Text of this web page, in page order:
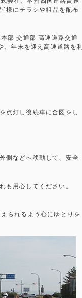
様にチラシや粗品を配布
部 交通部 高速道路交通
年末を迎え高速道路を利
点灯し後続車に合図をし
側などへ移動して、安全
も用心してください。
られるよう心にゆとりを